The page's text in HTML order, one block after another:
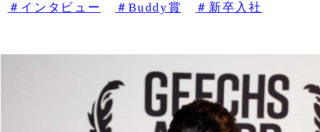
インタビュー Buddy賞 新卒入社